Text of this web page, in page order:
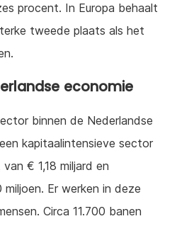
procent. In Europa behaalt
tweede plaats als het
economie
binnen de Nederlandse
kapitaalintensieve sector
€ 1,18 miljard en
Er werken in deze
Circa 11.700 banen